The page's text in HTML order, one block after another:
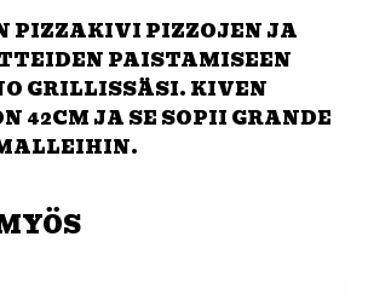
PIZZAKIVI PIZZOJEN JA
PAISTAMISEEN
GRILLISSÄSI. KIVEN
42CM JA SE SOPII GRANDE